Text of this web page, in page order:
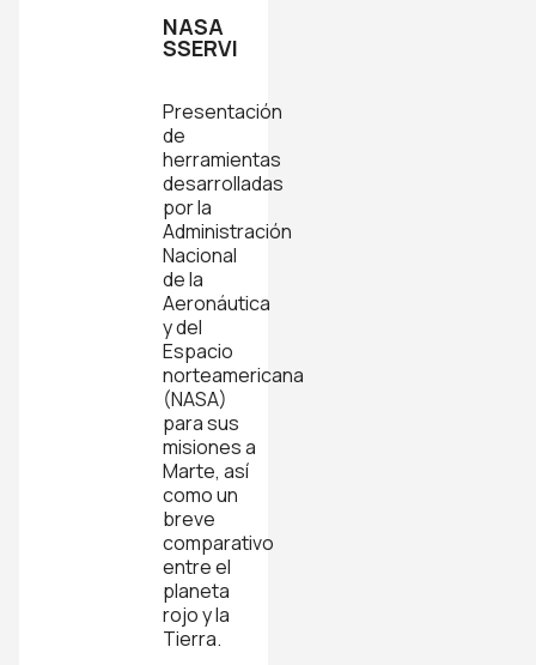
NASA
SSERVI
Presentación
de
herramientas
desarrolladas
por la
Administración
Nacional
de la
Aeronáutica
y del
Espacio
norteamericana
(NASA)
para sus
misiones a
Marte, así
como un
breve
comparativo
entre el
planeta
rojo y la
Tierra.